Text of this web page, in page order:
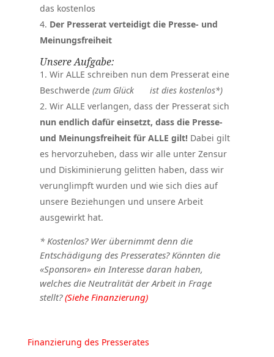
das kostenlos
Der Presserat verteidigt die Presse- und
Meinungsfreiheit
Unsere Aufgabe:
Wir ALLE schreiben nun dem Presserat eine
Beschwerde (zum Glück
ist dies kostenlos*)
Wir ALLE verlangen, dass der Presserat sich
nun endlich dafür einsetzt, dass die Presse-
und Meinungsfreiheit für ALLE gilt! Dabei gilt
es hervorzuheben, dass wir alle unter Zensur
und Diskiminierung gelitten haben, dass wir
verunglimpft wurden und wie sich dies auf
unsere Beziehungen und unsere Arbeit
ausgewirkt hat.
* Kostenlos? Wer übernimmt denn die
Entschädigung des Presserates? Könnten die
«Sponsoren» ein Interesse daran haben,
welches die Neutralität der Arbeit in Frage
stellt?(Siehe Finanzierung)
Finanzierung des Presserates